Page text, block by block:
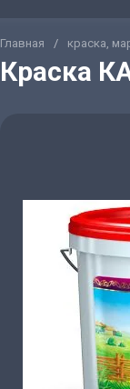
Главная / краска,
Краска